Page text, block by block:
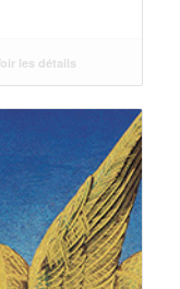
les détails